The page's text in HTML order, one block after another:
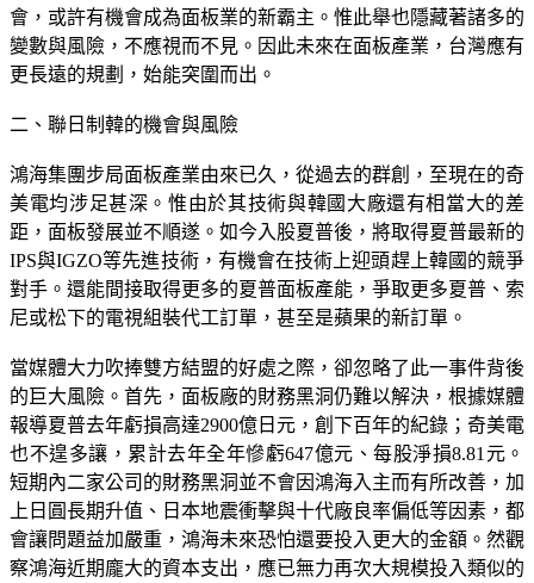
會，或許有機會成為面板業的新霸主。惟此舉也隱藏著諸多的
變數與風險，不應視而不見。因此未來在面板產業，台灣應有
更長遠的規劃，始能突圍而出。
二、聯日制韓的機會與風險
鴻海集團步局面板產業由來已久，從過去的群創，至現在的奇
美電均涉足甚深。惟由於其技術與韓國大廠還有相當大的差
距，面板發展並不順遂。如今入股夏普後，將取得夏普最新的
IPS與IGZO等先進技術，有機會在技術上迎頭趕上韓國的競爭
對手。還能間接取得更多的夏普面板產能，爭取更多夏普、索
尼或松下的電視組裝代工訂單，甚至是蘋果的新訂單。
當媒體大力吹捧雙方結盟的好處之際，卻忽略了此一事件背後
的巨大風險。首先，面板廠的財務黑洞仍難以解決，根據媒體
報導夏普去年虧損高達2900億日元，創下百年的紀錄；奇美電
也不遑多讓，累計去年全年慘虧647億元、每股淨損8.81元。
短期內二家公司的財務黑洞並不會因鴻海入主而有所改善，加
上日圓長期升值、日本地震衝擊與十代廠良率偏低等因素，都
會讓問題益加嚴重，鴻海未來恐怕還要投入更大的金額。然觀
察鴻海近期龐大的資本支出，應已無力再次大規模投入類似的